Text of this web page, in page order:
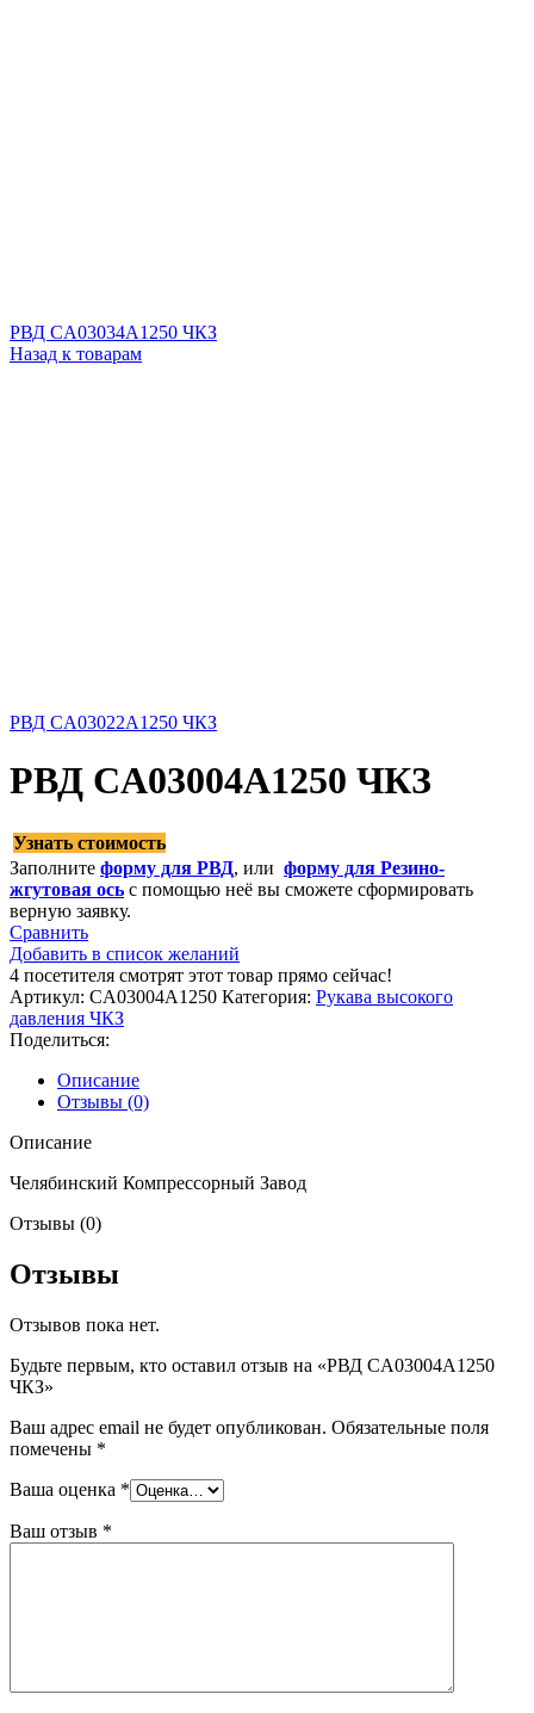
РВД CA03034A1250 ЧКЗ
Назад к товарам
РВД CA03022A1250 ЧКЗ
РВД CA03004A1250 ЧКЗ
Узнать стоимость
Заполните форму для РВД, или форму для Резино-
жгутовая ось с помощью неё вы сможете сформировать
верную заявку.
Сравнить
Добавить в список желаний
4 посетителя смотрят этот товар прямо сейчас!
Артикул: CA03004A1250 Категория: Рукава высокого
давления ЧКЗ
Поделиться:
Описание
Отзывы (0)
Описание
Челябинский Компрессорный Завод
Отзывы (0)
Отзывы
Отзывов пока нет.
Будьте первым, кто оставил отзыв на «РВД CA03004A1250
ЧКЗ»
Ваш адрес email не будет опубликован. Обязательные поля
помечены *
Ваша оценка *
Ваш отзыв *